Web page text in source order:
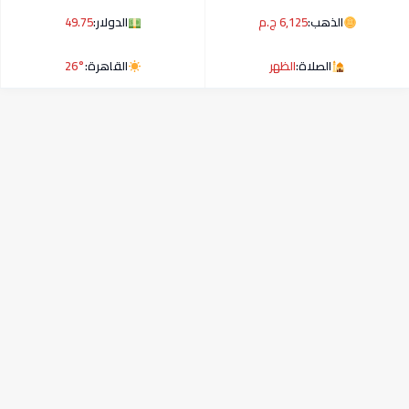
الذهب:6,125 ج.م الدولار:49.75
الصلاة:الظهر القاهرة:26°